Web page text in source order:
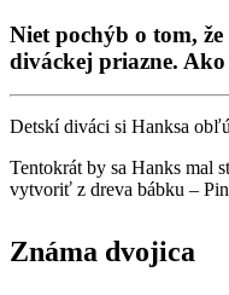
Niet pochýb o tom,
diváckej priazne.
Detskí diváci si Hanksa
Tentokrát by sa Hanks mal
vytvoriť z dreva bábku –
Známa dvojica